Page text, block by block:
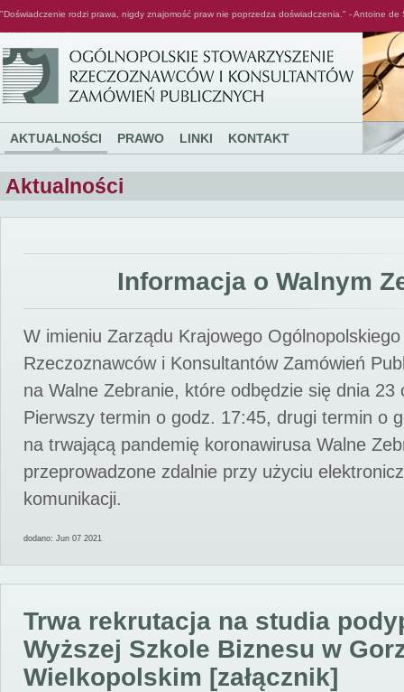
"Doświadczenie rodzi prawa, nigdy znajomość praw nie poprzedza doświadczenia." - Antoine de
AKTUALNOŚCI PRAWO LINKI KONTAKT
Aktualności
Informacja o Walnym
W imieniu Zarządu Krajowego
Rzeczoznawców i Konsultantów Zamówień
na Walne Zebranie, które odbędzie się dnia 23
Pierwszy termin o godz. 17:45, drugi termin o
na trwającą pandemię koronawirusa Walne
przeprowadzone zdalnie przy użyciu
komunikacji.
dodano: Jun 07 2021
Trwa rekrutacja na studia
Wyższej Szkole Biznesu w
Wielkopolskim [załącznik]